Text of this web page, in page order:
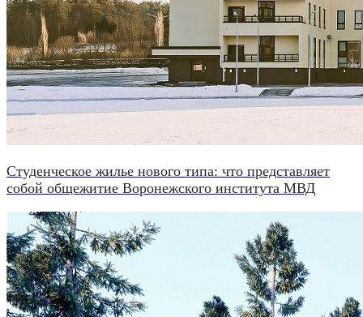
Студенческое жилье нового типа: что представляет
собой общежитие Воронежского института МВД